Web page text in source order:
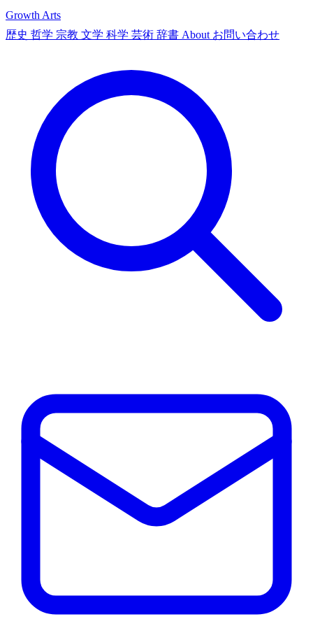
Growth Arts
歴史 哲学 宗教 文学 科学 芸術 辞書 About お問い合わせ